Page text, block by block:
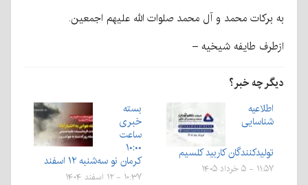
به برکات محمد و آل محمد صلوات الله علیهم اجمعین.
ازطرف طایفه شیخیه –
دیگر چه خبر؟
اطلاعیه
شناسایی
تولیدکنندگان کاربید کلسیم
۱۱:۵۷ - ۵ خرداد ۱۴۰۵
بسته
خبری
ساعت
۱۰:۰۰
کرمان نو سه‌شنبه ۱۲ اسفند
۱۰:۳۷ - ۱۲ اسفند ۱۴۰۴